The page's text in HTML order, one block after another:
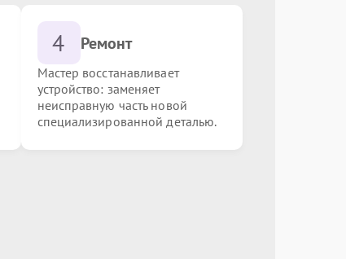
от 4000.00 ₽
от 2000.00 ₽
4 Ремонт
Мастер восстанавливает
устройство: заменяет
неисправную часть новой
специализированной деталью.